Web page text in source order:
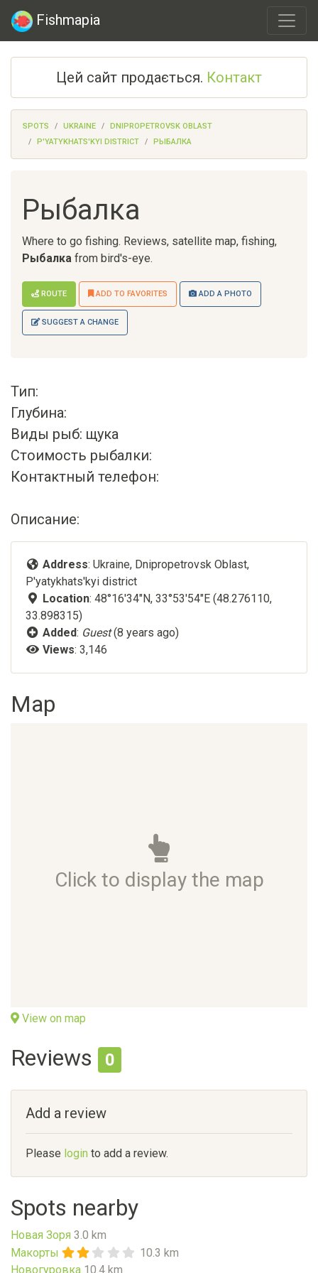
Fishmapia
Цей сайт продається. Контакт
SPOTS UKRAINE
DNIPROPETROVSK OBLAST
P'YATYKHATS'KYI DISTRICT
РЫБАЛКА
Рыбалка
Where to go fishing. Reviews, satellite map, fishing,
Рыбалка from bird's-eye.
ROUTE ADD TO FAVORITES ADD A PHOTO
SUGGEST A CHANGE
Тип:
Глубина:
Виды рыб: щука
Стоимость рыбалки:
Контактный телефон:
Описание:
Address: Ukraine, Dnipropetrovsk Oblast,
P'yatykhats'kyi district
Location: 48°16'34"N, 33°53'54"E (48.276110,
33.898315)
Added: Guest(8 years ago)
Views: 3,146
Map
Click to display the map
View on map
Reviews 0
Add a review
Please login to add a review.
Spots nearby
Новая Зоря 3.0 km
Макорты
10.3 km
Новогуровка 10.4 km